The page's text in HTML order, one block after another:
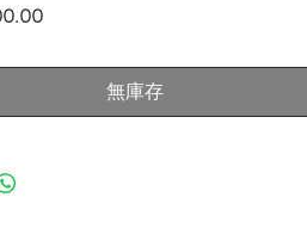
價
無庫存